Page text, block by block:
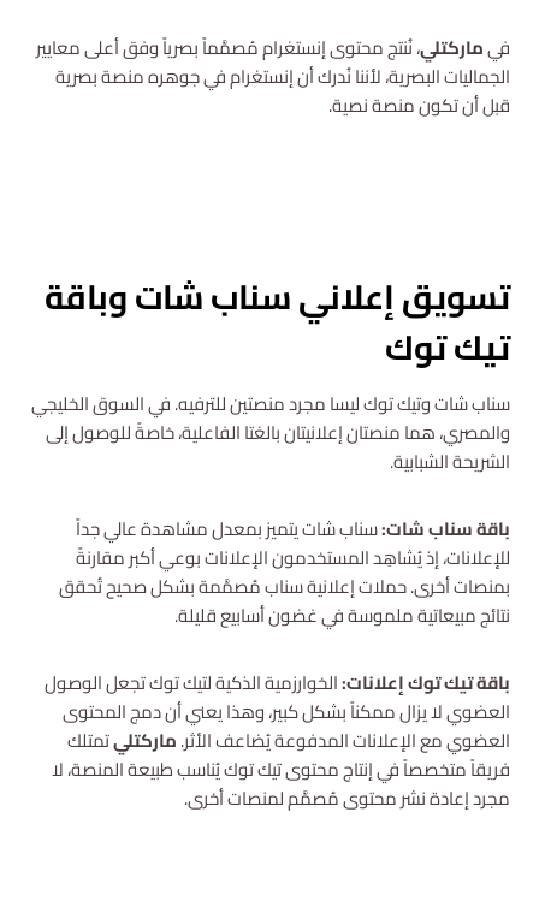
فيماركتلي، نُنتج محتوى إنستغرام مُصمَّماً بصرياً وفق أعلى معايير
الجماليات البصرية، لأننا نُدرك أن إنستغرام في جوهره منصة بصرية
قبل أن تكون منصة نصية.
تسويق إعلاني سناب شات وباقة
تيك توك
سناب شات وتيك توك ليسا مجرد منصتين للترفيه. في السوق الخليجي
والمصري، هما منصتان إعلانيتان بالغتا الفاعلية، خاصةً للوصول إلى
الشريحة الشبابية.
باقة سناب شات:سناب شات يتميز بمعدل مشاهدة عالي جداً
للإعلانات، إذ يُشاهِد المستخدمون الإعلانات بوعي أكبر مقارنةً
بمنصات أخرى. حملات إعلانية سناب مُصمَّمة بشكل صحيح تُحقق
نتائج مبيعاتية ملموسة في غضون أسابيع قليلة.
باقة تيك توك إعلانات:الخوارزمية الذكية لتيك توك تجعل الوصول
العضوي لا يزال ممكناً بشكل كبير، وهذا يعني أن دمج المحتوى
العضوي مع الإعلانات المدفوعة يُضاعف الأثر.ماركتليتمتلك
فريقاً متخصصاً في إنتاج محتوى تيك توك يُناسب طبيعة المنصة، لا
مجرد إعادة نشر محتوى مُصمَّم لمنصات أخرى.